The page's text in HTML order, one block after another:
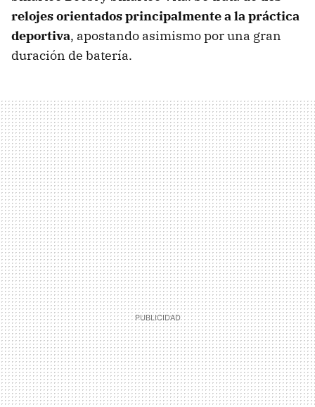
relojes orientados principalmente a la práctica
deportiva, apostando asimismo por una gran
duración de batería.